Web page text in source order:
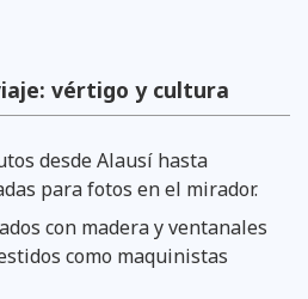
vértigo y cultura
desde Alausí hasta
para fotos en el mirador.
con madera y ventanales
como maquinistas